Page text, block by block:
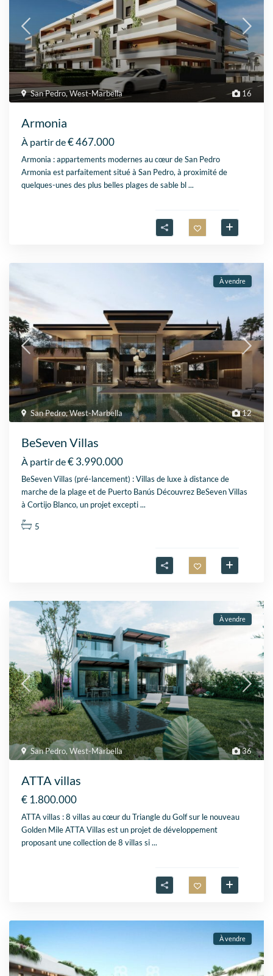
16
San Pedro,West-Marbella
Armonia
À partir de€ 467.000
Armonia : appartements modernes au cœur de San Pedro
Armonia est parfaitement situé à San Pedro, à proximité de
quelques-unes des plus belles plages de sable bl...
12
San Pedro,West-Marbella
À vendre
BeSeven Villas
À partir de€ 3.990.000
BeSeven Villas (pré-lancement) : Villas de luxe à distance de
marche de la plage et de Puerto Banús Découvrez BeSeven Villas
à Cortijo Blanco, un projet excepti...
5
36
San Pedro,West-Marbella
À vendre
ATTA villas
€ 1.800.000
ATTA villas : 8 villas au cœur du Triangle du Golf sur le nouveau
Golden Mile ATTA Villas est un projet de développement
proposant une collection de 8 villas si...
À vendre